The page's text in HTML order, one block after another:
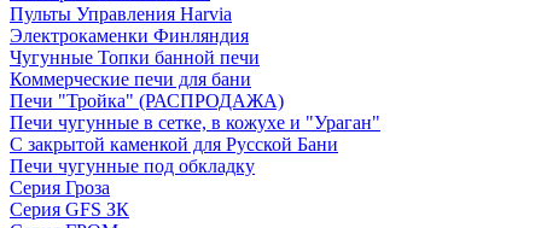
Пульты Управления Harvia
Электрокаменки Финляндия
Чугунные Топки банной печи
Коммерческие печи для бани
Печи "Тройка" (РАСПРОДАЖА)
Печи чугунные в сетке, в кожухе и "Ураган"
С закрытой каменкой для Русской Бани
Печи чугунные под обкладку
Серия Гроза
Серия GFS ЗК